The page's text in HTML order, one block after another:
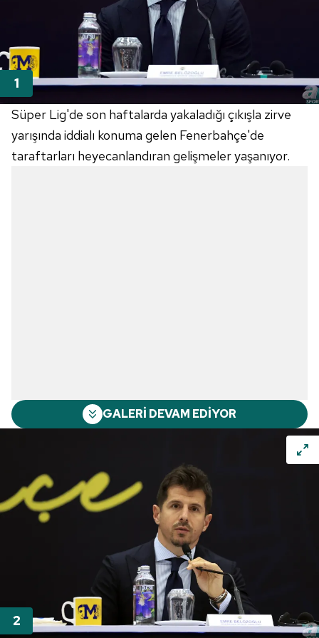
Süper Lig'de son haftalarda yakaladığı çıkışla zirve
yarışında iddialı konuma gelen Fenerbahçe'de
taraftarları heyecanlandıran gelişmeler yaşanıyor.
GALERİ DEVAM EDİYOR